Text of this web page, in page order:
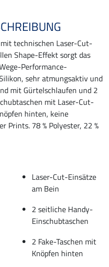
technischen Laser-Cut-
Shape-Effekt sorgt das
Performance-
sehr atmungsaktiv und
mit Gürtelschlaufen und 2
mit Laser-Cut-
hinten, keine
Prints. 78 % Polyester, 22 %
Laser-Cut-Einsätze
am Bein
2 seitliche Handy-
Einschubtaschen
2 Fake-Taschen mit
Knöpfen hinten